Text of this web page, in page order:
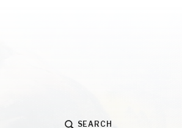
SEARCH